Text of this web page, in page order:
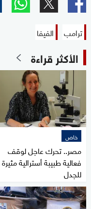
ترامب الفيفا
الأكثر قراءة
خاص
مصر.. تحرك عاجل لوقف
فعالية طبيبة أسترالية مثيرة
للجدل